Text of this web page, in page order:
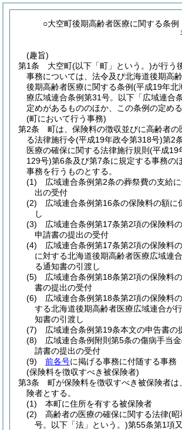
○大空町後期高齢者医療に関する条例
(趣旨)
第1条
大空町(以下「町」という。)が行う
事務については、法令及び北海道後期高
後期高齢者医療に関する条例(平成19年北
療広域連合条例第31号。以下「広域連合
定めがあるもののほか、この条例の定め
(町において行う事務)
第2条
町は、保険料の徴収並びに高齢者の
る法律施行令(平成19年政令第318号)第2
医療の確保に関する法律施行規則 (平成19
129号)第6条及び第7条に規定する事務の
事務を行うものとする。
(1)
広域連合条例第2条の葬祭費の支給
出の受付
(2)
広域連合条例第16条の保険料の額に
し
(3)
広域連合条例第17条第2項の保険料
申請書の提出の受付
(4)
広域連合条例第17条第2項の保険料
に対する北海道後期高齢者医療広域連
る通知書の引渡し
(5)
広域連合条例第18条第2項の保険料
書の提出の受付
(6)
広域連合条例第18条第2項の保険料
する北海道後期高齢者医療広域連合が
知書の引渡し
(7)
広域連合条例第19条本文の申告書の
(8)
広域連合条例附則第5条の傷病手当
請書の提出の受付
(9)
前各号に掲げる事務に付随する事務
(保険料を徴収すべき被保険者)
第3条
町が保険料を徴収すべき被保険者は
険者とする。
(1)
本町に住所を有する被保険者
(2)
高齢者の医療の確保に関する法律(昭
号。以下「法」という。)第55条第1項